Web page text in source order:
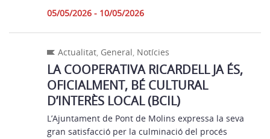
05/05/2026 - 10/05/2026
Actualitat, General, Notícies
LA COOPERATIVA RICARDELL JA ÉS,
OFICIALMENT, BÉ CULTURAL
D’INTERÈS LOCAL (BCIL)
L’Ajuntament de Pont de Molins expressa la seva
gran satisfacció per la culminació del procés